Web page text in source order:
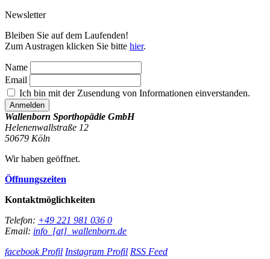
Newsletter
Bleiben Sie auf dem Laufenden!
Zum Austragen klicken Sie bitte hier.
Name
Email
Ich bin mit der Zusendung von Informationen einverstanden.
Wallenborn Sporthopädie GmbH
Helenenwallstraße 12
50679 Köln
Wir haben geöffnet.
Öffnungszeiten
Kontaktmöglichkeiten
Telefon: +49 221 981 036 0
Email: info_[at]_wallenborn.de
facebook Profil Instagram Profil RSS Feed